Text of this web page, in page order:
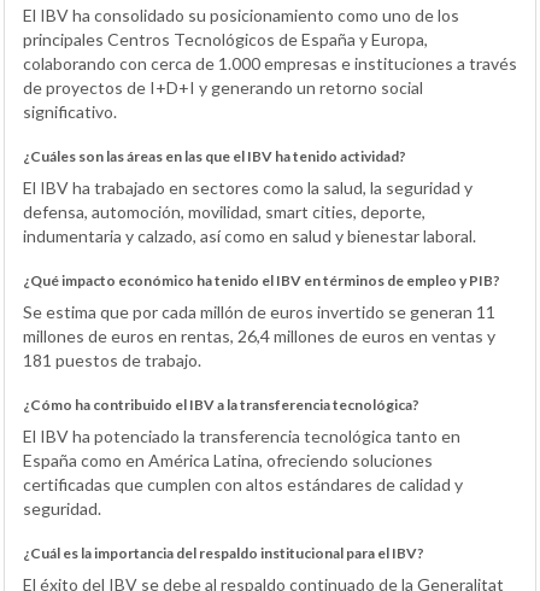
El IBV ha consolidado su posicionamiento como uno de los
principales Centros Tecnológicos de España y Europa,
colaborando con cerca de 1.000 empresas e instituciones a través
de proyectos de I+D+I y generando un retorno social
significativo.
¿Cuáles son las áreas en las que el IBV ha tenido actividad?
El IBV ha trabajado en sectores como la salud, la seguridad y
defensa, automoción, movilidad, smart cities, deporte,
indumentaria y calzado, así como en salud y bienestar laboral.
¿Qué impacto económico ha tenido el IBV en términos de empleo y PIB?
Se estima que por cada millón de euros invertido se generan 11
millones de euros en rentas, 26,4 millones de euros en ventas y
181 puestos de trabajo.
¿Cómo ha contribuido el IBV a la transferencia tecnológica?
El IBV ha potenciado la transferencia tecnológica tanto en
España como en América Latina, ofreciendo soluciones
certificadas que cumplen con altos estándares de calidad y
seguridad.
¿Cuál es la importancia del respaldo institucional para el IBV?
El éxito del IBV se debe al respaldo continuado de la Generalitat